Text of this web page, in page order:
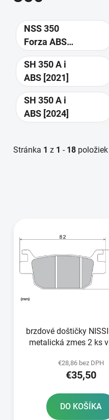
NSS 350
Forza ABS
[2021]
SH 350 A i
ABS [2021]
SH 350 A i
ABS [2024]
Stránka 1 z 1 - 18
brzdové doštičky
metalická zmes 2 ks
€28,86 bez DPH
€35,50
DO KOŠÍKA